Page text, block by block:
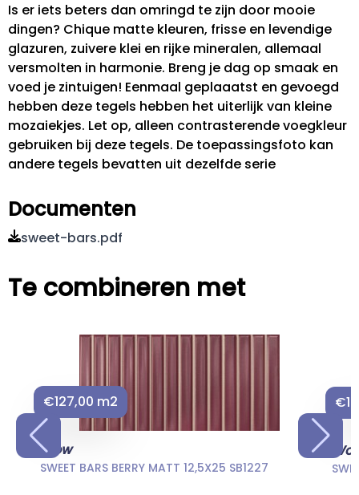
Is er iets beters dan omringd te zijn door mooie
dingen? Chique matte kleuren, frisse en levendige
glazuren, zuivere klei en rijke mineralen, allemaal
versmolten in harmonie. Breng je dag op smaak en
voed je zintuigen! Eenmaal geplaaatst en gevoegd
hebben deze tegels hebben het uiterlijk van kleine
mozaiekjes. Let op, alleen contrasterende voegkleur
gebruiken bij deze tegels. De toepassingsfoto kan
andere tegels bevatten uit dezelfde serie
Documenten
sweet-bars.pdf
Te combineren met
€127,00 m2
Wow
SWEET BARS BERRY MATT 12,5X25 SB1227